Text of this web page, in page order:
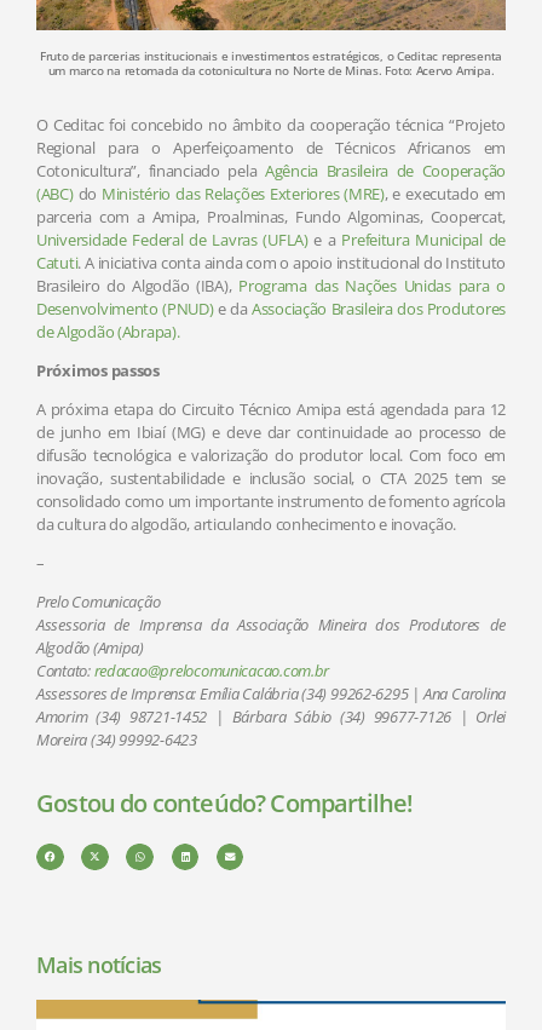
Fruto de parcerias institucionais e investimentos estratégicos, o Ceditac representa
um marco na retomada da cotonicultura no Norte de Minas. Foto: Acervo Amipa.
O Ceditac foi concebido no âmbito da cooperação técnica “Projeto
Regional para o Aperfeiçoamento de Técnicos Africanos em
Cotonicultura”, financiado pela Agência Brasileira de Cooperação
(ABC) do Ministério das Relações Exteriores (MRE), e executado em
parceria com a Amipa, Proalminas, Fundo Algominas, Coopercat,
Universidade Federal de Lavras (UFLA)e a Prefeitura Municipal de
Catuti. A iniciativa conta ainda com o apoio institucional do Instituto
Brasileiro do Algodão (IBA), Programa das Nações Unidas para o
Desenvolvimento (PNUD)e da Associação Brasileira dos Produtores
de Algodão (Abrapa).
Próximos passos
A próxima etapa do Circuito Técnico Amipa está agendada para 12
de junho em Ibiaí (MG) e deve dar continuidade ao processo de
difusão tecnológica e valorização do produtor local. Com foco em
inovação, sustentabilidade e inclusão social, o CTA 2025 tem se
consolidado como um importante instrumento de fomento agrícola
da cultura do algodão, articulando conhecimento e inovação.
–
Prelo Comunicação
Assessoria de Imprensa da Associação Mineira dos Produtores de
Algodão (Amipa)
Contato:redacao@prelocomunicacao.com.br
Assessores de Imprensa: Emília Calábria (34) 99262-6295 | Ana Carolina
Amorim (34) 98721-1452 | Bárbara Sábio (34) 99677-7126 | Orlei
Moreira (34) 99992-6423
Gostou do conteúdo? Compartilhe!
Mais notícias